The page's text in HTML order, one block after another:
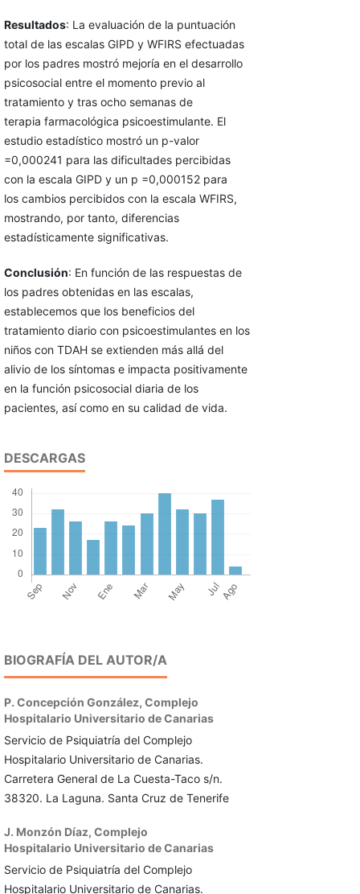
Resultados: La evaluación de la puntuación
total de las escalas GIPD y WFIRS efectuadas
por los padres mostró mejoría en el desarrollo
psicosocial entre el momento previo al
tratamiento y tras ocho semanas de
terapia farmacológica psicoestimulante. El
estudio estadístico mostró un p-valor
=0,000241 para las dificultades percibidas
con la escala GIPD y un p =0,000152 para
los cambios percibidos con la escala WFIRS,
mostrando, por tanto, diferencias
estadísticamente significativas.
Conclusión: En función de las respuestas de
los padres obtenidas en las escalas,
establecemos que los beneficios del
tratamiento diario con psicoestimulantes en los
niños con TDAH se extienden más allá del
alivio de los síntomas e impacta positivamente
en la función psicosocial diaria de los
pacientes, así como en su calidad de vida.
DESCARGAS
BIOGRAFÍA DEL AUTOR/A
P. Concepción González, Complejo
Hospitalario Universitario de Canarias
Servicio de Psiquiatría del Complejo
Hospitalario Universitario de Canarias.
Carretera General de La Cuesta-Taco s/n.
38320. La Laguna. Santa Cruz de Tenerife
J. Monzón Díaz, Complejo
Hospitalario Universitario de Canarias
Servicio de Psiquiatría del Complejo
Hospitalario Universitario de Canarias.